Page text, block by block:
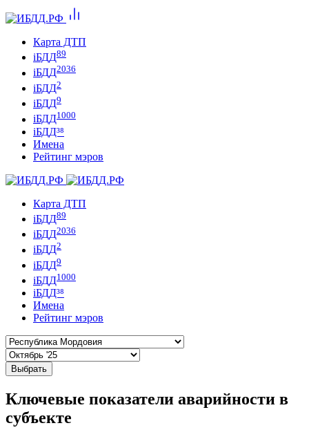
Карта ДТП
iБДД89
iБДД2036
iБДД2
iБДД9
iБДД1000
iБДД³⁸
Имена
Рейтинг мэров
Карта ДТП
iБДД89
iБДД2036
iБДД2
iБДД9
iБДД1000
iБДД³⁸
Имена
Рейтинг мэров
Выбрать
Ключевые показатели аварийности в
субъекте